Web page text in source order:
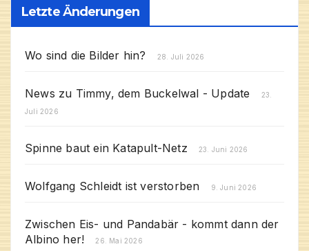
Letzte Änderungen
Wo sind die Bilder hin? 28. Juli 2026
News zu Timmy, dem Buckelwal - Update
23.
Juli 2026
Spinne baut ein Katapult-Netz 23. Juni 2026
Wolfgang Schleidt ist verstorben 9. Juni 2026
Zwischen Eis- und Pandabär - kommt dann der
Albino her!
26. Mai 2026